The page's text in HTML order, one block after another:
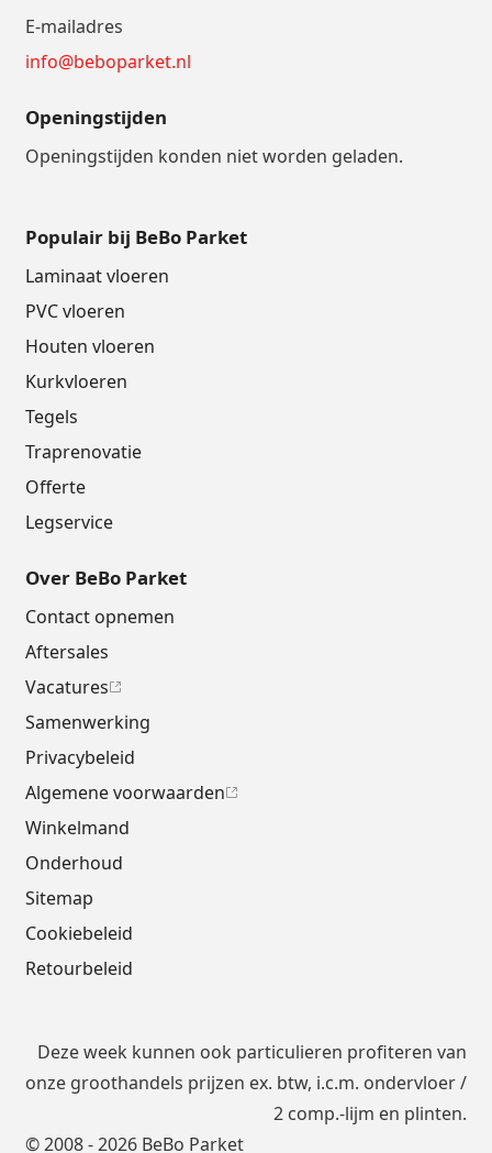
E-mailadres
info@beboparket.nl
Openingstijden
Openingstijden konden niet worden geladen.
Populair bij BeBo Parket
Laminaat vloeren
PVC vloeren
Houten vloeren
Kurkvloeren
Tegels
Traprenovatie
Offerte
Legservice
Over BeBo Parket
Contact opnemen
Aftersales
Vacatures
Samenwerking
Privacybeleid
Algemene voorwaarden
Winkelmand
Onderhoud
Sitemap
Cookiebeleid
Retourbeleid
© 2008 - 2026 BeBo Parket
Deze week kunnen ook particulieren profiteren van
onze groothandels prijzen ex. btw, i.c.m. ondervloer/
2 comp.-lijm en plinten.